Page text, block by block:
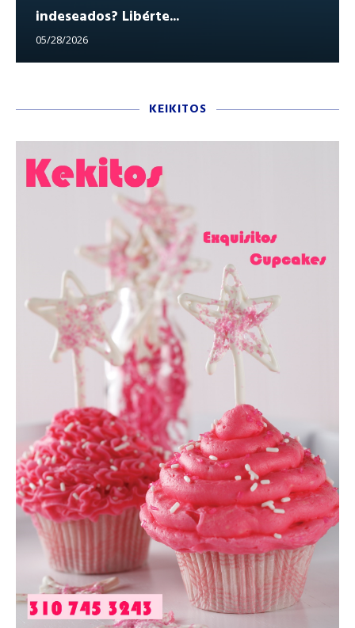
indeseados? Libérte...
05/28/2026
KEIKITOS